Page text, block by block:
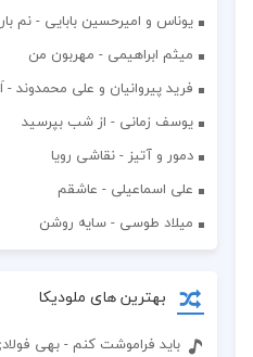
یوناس و امیرحسین بابایی - نم
میثم ابراهیمی - مهربون من
فرید پیروانیان و علی محمدوند -
یوسف زمانی - از شب بپرسید
دمور و آتیز - نقاشی رویا
علی اسماعیلی - عاشقم
میلاد طوسی - سایه روشن
بهترین های ملودیکا
باید فراموشت کنم - بهی